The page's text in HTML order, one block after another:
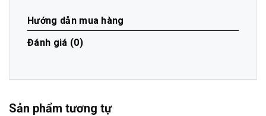
Hướng dẫn mua hàng
Đánh giá (0)
Sản phẩm tương tự